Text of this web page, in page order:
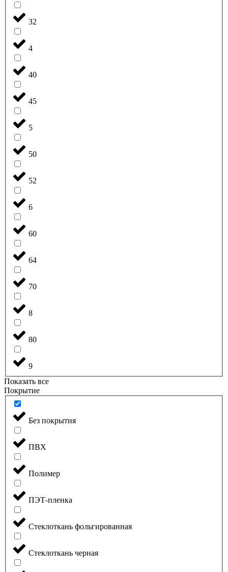
32
4
40
45
5
50
52
6
60
64
70
8
80
9
Показать все
Покрытие
Без покрытия
ПВХ
Полимер
ПЭТ-пленка
Стеклоткань фольгированная
Стеклоткань черная